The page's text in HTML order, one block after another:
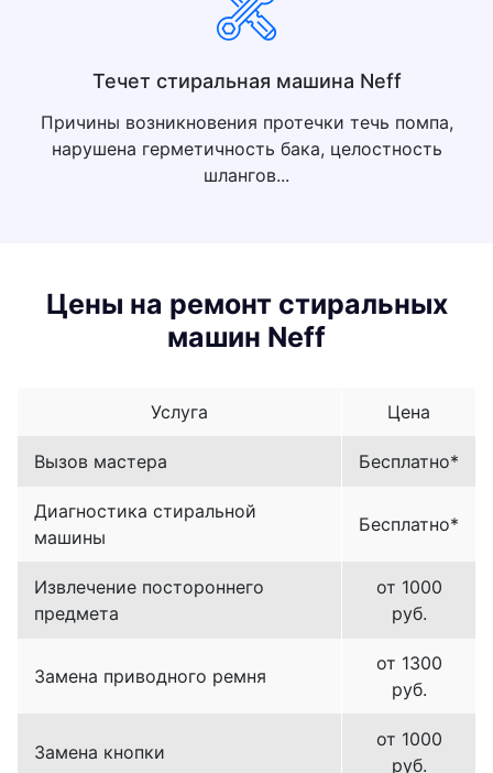
Течет стиральная машина Neff
Причины возникновения протечки течь помпа,
нарушена герметичность бака, целостность
шлангов...
Цены на ремонт стиральных
машин Neff
Услуга Цена
Вызов мастера Бесплатно*
Диагностика стиральной
машины
Бесплатно*
Извлечение постороннего
предмета
от 1000
руб.
Замена приводного ремня
от 1300
руб.
Замена кнопки
от 1000
руб.